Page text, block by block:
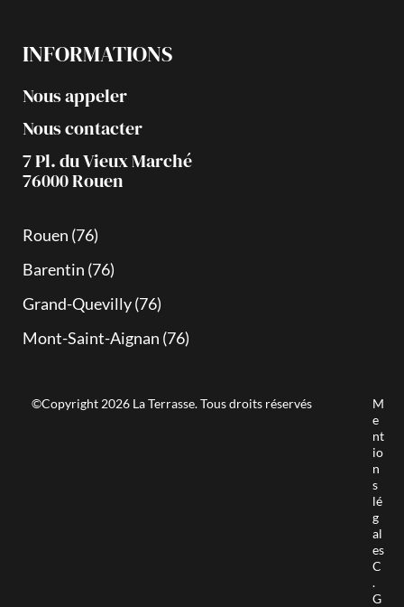
INFORMATIONS
Nous appeler
Nous contacter
7 Pl. du Vieux Marché
76000 Rouen
Rouen (76)
Barentin (76)
Grand-Quevilly (76)
Mont-Saint-Aignan (76)
©Copyright 2026 La Terrasse. Tous droits réservés
M
e
nt
io
n
s
lé
g
al
es
C
.
G